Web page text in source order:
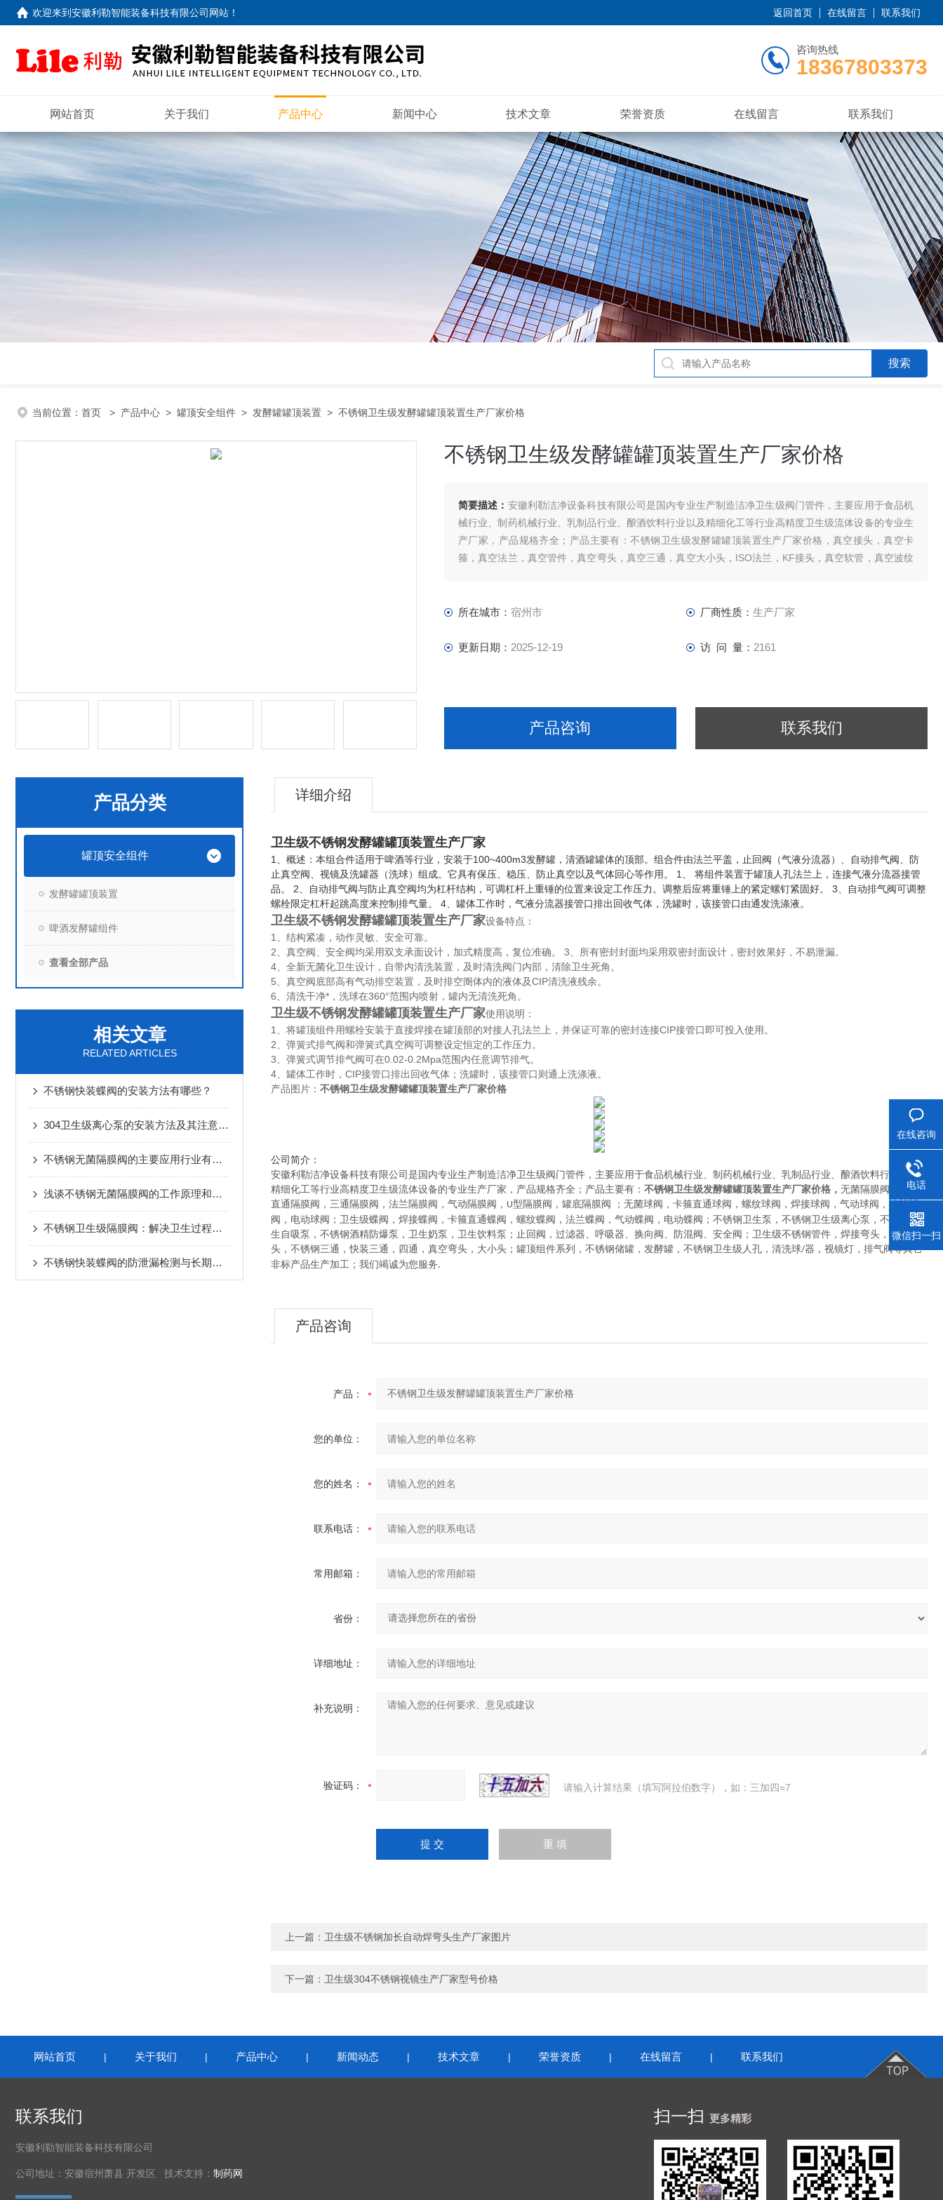
欢迎来到安徽利勒智能装备科技有限公司网站 ！ 返回首页 在线留言 联系我们
咨询热线
18367803373
网站首页 关于我们 产品中心 新闻中心 技术文章 荣誉资质 在线留言 联系我们
当前位置： 首页 > 产品中心 > 罐顶安全组件 > 发酵罐罐顶装置 > 不锈钢卫生级发酵罐罐顶装置生产厂家价格
不锈钢卫生级发酵罐罐顶装置生产厂家价格
简要描述： 安徽利勒洁净设备科技有限公司是国内专业生产制造洁净卫生级阀门管件，主要应用于食品机
械行业、制药机械行业、乳制品行业、酿酒饮料行业以及精细化工等行业高精度卫生级流体设备的专业生
产厂家，产品规格齐全；产品主要有：不锈钢卫生级发酵罐罐顶装置生产厂家价格，真空接头，真空卡
箍，真空法兰，真空管件，真空弯头，真空三通，真空大小头，ISO法兰，KF接头，真空软管，真空波纹
所在城市： 宿州市 厂商性质： 生产厂家
更新日期： 2025-12-19 访 问 量： 2161
产品咨询 联系我们
产品分类
罐顶安全组件
发酵罐罐顶装置
啤酒发酵罐组件
查看全部产品
相关文章
RELATED ARTICLES
不锈钢快装蝶阀的安装方法有哪些？
304卫生级离心泵的安装方法及其注意事项介绍
不锈钢无菌隔膜阀的主要应用行业有哪些？
浅谈不锈钢无菌隔膜阀的工作原理和维护方法
不锈钢卫生级隔膜阀：解决卫生过程中的泄漏和污染问题
不锈钢快装蝶阀的防泄漏检测与长期运行稳定性保障
详细介绍
卫生级不锈钢发酵罐罐顶装置生产厂家
1、概述：本组合件适用于啤酒等行业，安装于100~400m3发酵罐，清酒罐罐体的顶部。组合件由法兰平盖，止回阀（气液分流器）、自动排气阀、防
止真空阀、视镜及洗罐器（洗球）组成。它具有保压、稳压、防止真空以及气体回心等作用。 1、 将组件装置于罐顶人孔法兰上，连接气液分流器接管
品。 2、自动排气阀与防止真空阀均为杠杆结构，可调杠杆上重锤的位置来设定工作压力。调整后应将重锤上的紧定螺钉紧固好。 3、自动排气阀可调整
螺栓限定杠杆起跳高度来控制排气量。 4、罐体工作时，气液分流器接管口排出回收气体，洗罐时，该接管口由通发洗涤液。
卫生级不锈钢发酵罐罐顶装置生产厂家设备特点：
1、结构紧凑，动作灵敏、安全可靠。
2、真空阀、安全阀均采用双支承面设计，加式精度高，复位准确。 3、所有密封封面均采用双密封面设计，密封效果好，不易泄漏。
4、全新无菌化卫生设计，自带内清洗装置，及时清洗阀门内部，清除卫生死角。
5、真空阀底部高有气动排空装置，及时排空阍体内的液体及CIP清洗液残余。
6、清洗干净*，洗球在360°范围内喷射，罐内无清洗死角。
卫生级不锈钢发酵罐罐顶装置生产厂家使用说明：
1、将罐顶组件用螺栓安装于直接焊接在罐顶部的对接人孔法兰上，并保证可靠的密封连接CIP接管口即可投入使用。
2、弹簧式排气阀和弹簧式真空阀可调整设定恒定的工作压力。
3、弹簧式调节排气阀可在0.02-0.2Mpa范围内任意调节排气。
4、罐体工作时，CIP接管口排出回收气体；洗罐时，该接管口则通上洗涤液。
产品图片： 不锈钢卫生级发酵罐罐顶装置生产厂家价格
公司简介：
安徽利勒洁净设备科技有限公司 是 国内专业生产制造洁净卫生级阀门管件，主要应用于食品机械行业、制药机械行业、乳制品行业、酿酒饮料行业以及
精细化工等行业高精度卫生级流体设备的专业生产厂家， 产品规格齐全；产品主要有： 不锈钢卫生级发酵罐罐顶装置生产厂家价格 ， 无菌隔膜阀
卡箍
直通隔膜阀，三通隔膜阀，法兰隔膜阀，气动隔膜阀， U型隔膜阀，罐底隔膜阀 ； 无菌球阀 ， 卡箍直通球阀，螺纹球阀，焊接球阀，气动球阀，法兰球
阀，电动球阀 ； 卫生级蝶阀 ， 焊接蝶阀，卡箍直通蝶阀，螺纹蝶阀，法兰蝶阀，气动蝶阀，电动蝶阀 ； 不锈钢卫生泵 ， 不锈钢卫生级离心泵，不锈钢卫
生自吸泵，不锈钢酒精防爆泵，卫生奶泵，卫生饮料泵 ； 止回阀，过滤器、呼吸器、换向阀、防混阀、安全阀 ； 卫生级不锈钢管件 ， 焊接弯头，快装弯
头，不锈钢三通，快装三通，四通，真空弯头，大小头 ； 罐顶组件系列 ， 不锈钢储罐，发酵罐，不锈钢卫生级人孔，清洗球/器，视镜灯，排气阀等其它
非标产品生产加工 ； 我们竭诚为您服务.
产品咨询
产品：
您的单位：
您的姓名：
联系电话：
常用邮箱：
省份：
详细地址：
补充说明：
验证码： 请输入计算结果（填写阿拉伯数字），如：三加四=7
上一篇： 卫生级不锈钢加长自动焊弯头生产厂家图片
下一篇： 卫生级304不锈钢视镜生产厂家型号价格
网站首页 | 关于我们 | 产品中心 | 新闻动态 | 技术文章 | 荣誉资质 | 在线留言 | 联系我们
联系我们
安徽利勒智能装备科技有限公司
公司地址：安徽宿州萧县 开发区 技术支持： 制药网
扫一扫 更多精彩
在线咨询
电话
微信扫一扫